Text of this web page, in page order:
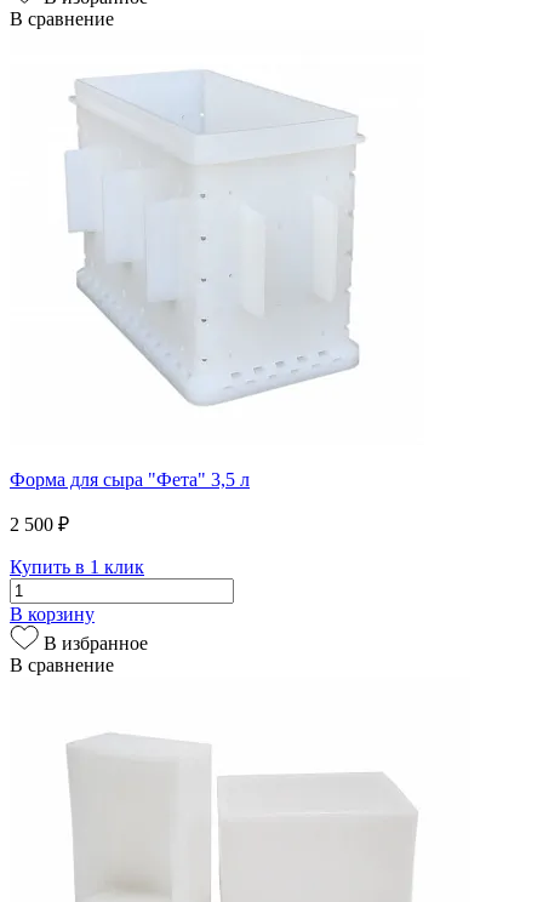
В сравнение
Форма для сыра "Фета" 3,5 л
2 500 ₽
Купить в 1 клик
В корзину
В избранное
В сравнение